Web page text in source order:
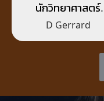
นักวิทยาศาสตร์
(Scientist)
D Gerrard